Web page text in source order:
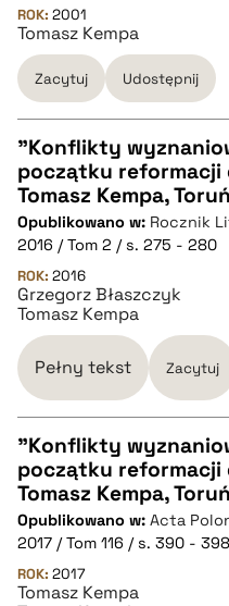
pobierz cytat
BIBTEX
pobierz cytat
ROK: 2001
Tomasz Kempa
Zacytuj Udostępnij
CZYSTY TEKST
pobierz cytat
BIBTEX
pobierz cytat
"Konflikty
początku reformacji
Tomasz Kempa,
Opublikowano w: Rocznik
2016 / Tom 2 / s. 275 - 280
ROK: 2016
Grzegorz Błaszczyk
Tomasz Kempa
Pełny tekst Zacytuj
CZYSTY TEKST
pobierz cytat
"Konflikty
początku reformacji
Tomasz Kempa,
Opublikowano w: Acta
2017 / Tom 116 / s. 390 - 398
ROK: 2017
Tomasz Kempa